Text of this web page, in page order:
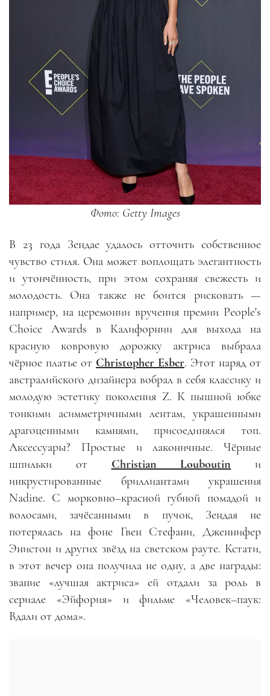
Фото: Getty Images
В 23 года Зендае удалось отточить собственное
чувство стиля. Она может воплощать элегантность
и утончённость, при этом сохраняя свежесть и
молодость. Она также не боится рисковать —
например, на церемонии вручения премии People's
Choice Awards в Калифорнии для выхода на
красную ковровую дорожку актриса выбрала
чёрное платье от Christopher Esber. Этот наряд от
австралийского дизайнера вобрал в себя классику и
молодую эстетику поколения Z. К пышной юбке
тонкими асимметричными лентам, украшенными
драгоценными камнями, присоединялся топ.
Аксессуары? Простые и лаконичные. Чёрные
шпильки от Christian Louboutin и
инкрустированные бриллиантами украшения
Nadine. С морковно–красной губной помадой и
волосами, зачёсанными в пучок, Зендая не
потерялась на фоне Гвен Стефани, Дженнифер
Энистон и других звёзд на светском рауте. Кстати,
в этот вечер она получила не одну, а две награды:
звание «лучшая актриса» ей отдали за роль в
сериале «Эйфория» и фильме «Человек–паук:
Вдали от дома».